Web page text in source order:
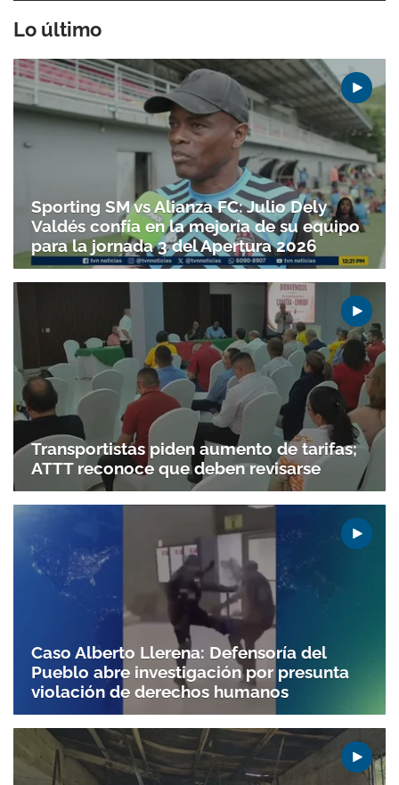
Lo último
Sporting SM vs Alianza FC: Julio Dely
Valdés confía en la mejoría de su equipo
para la jornada 3 del Apertura 2026
Transportistas piden aumento de tarifas;
ATTT reconoce que deben revisarse
Caso Alberto Llerena: Defensoría del
Pueblo abre investigación por presunta
violación de derechos humanos